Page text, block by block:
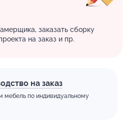
заказать сборку
на заказ и пр.
на заказ
мебель по индивидуальному